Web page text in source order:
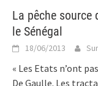
La pêche
le Sénégal
18/06/2013
« Les Etats n’ont
De Gaulle. Les